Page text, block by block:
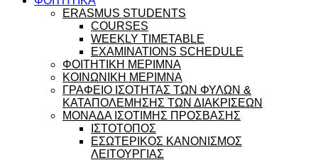
ERASMUS STUDENTS
COURSES
WEEKLY TIMETABLE
EXAMINATIONS SCHEDULE
ΦΟΙΤΗΤΙΚΗ ΜΕΡΙΜΝΑ
ΚΟΙΝΩΝΙΚΗ ΜΕΡΙΜΝΑ
ΓΡΑΦΕΙΟ ΙΣΟΤΗΤΑΣ ΤΩΝ ΦΥΛΩΝ &
ΚΑΤΑΠΟΛΕΜΗΣΗΣ ΤΩΝ ΔΙΑΚΡΙΣΕΩΝ
ΜΟΝΑΔΑ ΙΣΟΤΙΜΗΣ ΠΡΟΣΒΑΣΗΣ
ΙΣΤΟΤΟΠΟΣ
ΕΣΩΤΕΡΙΚΟΣ ΚΑΝΟΝΙΣΜΟΣ
ΛΕΙΤΟΥΡΓΙΑΣ